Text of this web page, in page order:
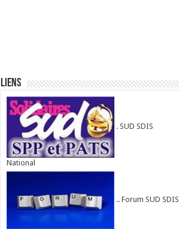
Liens
. SUD SDIS
National
.. Forum SUD SDIS